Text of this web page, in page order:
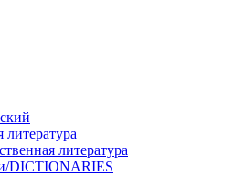
литература
литература
DICTIONARIES